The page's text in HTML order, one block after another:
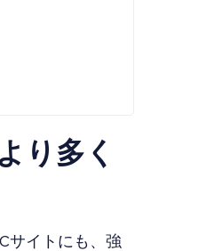
り多く
サイトにも、強